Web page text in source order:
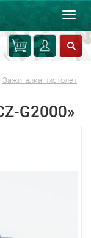
Зажигалка пистолет
G2000»